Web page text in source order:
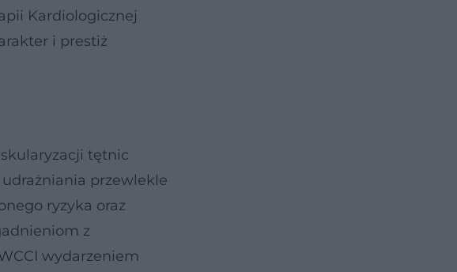
Kardiologicznej
i prestiż
tętnic
przewlekle
ryzyka oraz
z
wydarzeniem